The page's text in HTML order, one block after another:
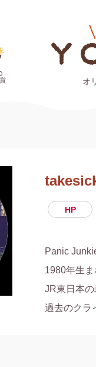
オ
HP
Panic
1980年生ま
JR東日本の
過去のクラ